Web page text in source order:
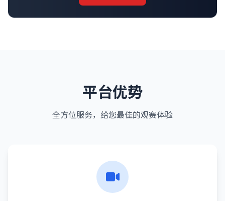
平台优势
全方位服务，给您最佳的观赛体验